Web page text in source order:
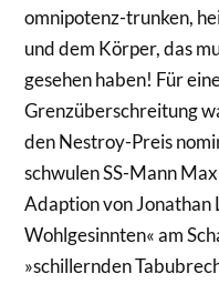
omnipotenz-trunken,
und dem Körper, das
gesehen haben! Für
Grenzüberschreitung
den Nestroy-Preis
schwulen SS-Mann
Adaption von Jonathan
Wohlgesinnten« am
»schillernden